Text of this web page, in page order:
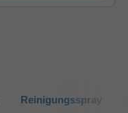
Reinigungsspray